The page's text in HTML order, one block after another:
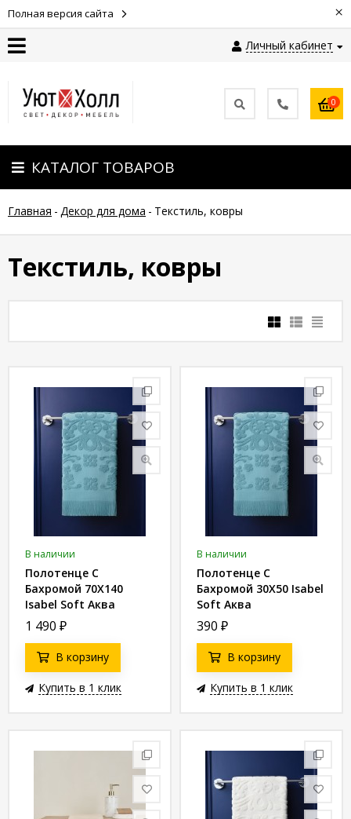
Полная версия сайта ×
Личный кабинет
Оплата
Доставка
Гарантия
Политика
конфиденциальности
Холл
Отделка
0
КАТАЛОГ ТОВАРОВ
Главная - Декор для дома - Текстиль, ковры
Текстиль, ковры
В наличии
Полотенце С
Бахромой 70X140
Isabel Soft Аква
8680943040954
1 490 ₽
В корзину
Купить в 1 клик
В наличии
Полотенце С
Бахромой 30X50 Isabel
Soft Аква
8680943040732
390 ₽
В корзину
Купить в 1 клик